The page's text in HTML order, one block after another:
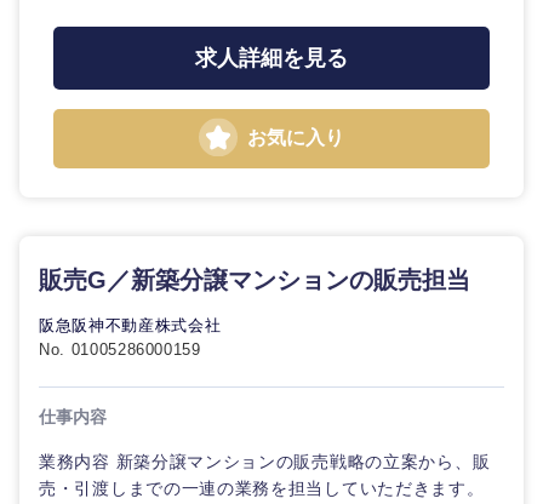
求人詳細を見る
お気に入り
販売G／新築分譲マンションの販売担当
阪急阪神不動産株式会社
No. 01005286000159
仕事内容
業務内容 新築分譲マンションの販売戦略の立案から、販
売・引渡しまでの一連の業務を担当していただきます。